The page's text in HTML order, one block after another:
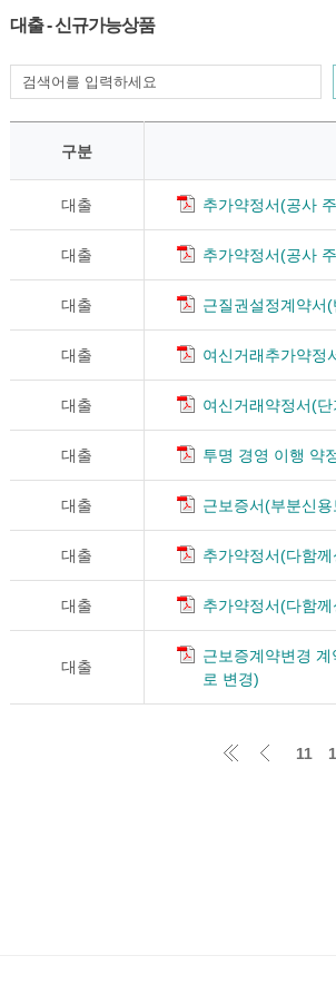
대출 - 신규가능상품
구분
대출 추가약정서(공사
대출 추가약정서(공사
대출 근질권설정계약서
대출 여신거래추가약정
대출 여신거래약정서(
대출 투명 경영 이행 약
대출 근보증서(부분신
대출 추가약정서(다함
대출 추가약정서(다함
대출
근보증계약변경
로 변경)
11